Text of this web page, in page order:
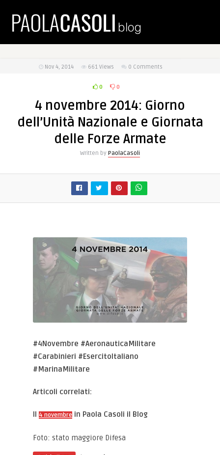
Nov 4, 2014 661 Views 0 Comments
0 0
4 novembre 2014: Giorno
dell’Unità Nazionale e Giornata
delle Forze Armate
Written by PaolaCasoli
#4Novembre #AeronauticaMilitare
#Carabinieri #EsercitoItaliano
#MarinaMilitare
Articoli correlati:
Il4 novembre in Paola Casoli il Blog
Foto: stato maggiore Difesa